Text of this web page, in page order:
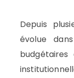
Depuis
évolue
budgétaires